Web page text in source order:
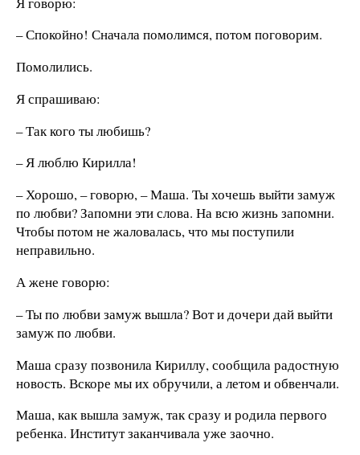
– Спокойно! Сначала помолимся, потом поговорим.
Помолились.
Я спрашиваю:
– Так кого ты любишь?
– Я люблю Кирилла!
– Хорошо, – говорю, – Маша. Ты хочешь выйти замуж
по любви? Запомни эти слова. На всю жизнь запомни.
Чтобы потом не жаловалась, что мы поступили
неправильно.
А жене говорю:
– Ты по любви замуж вышла? Вот и дочери дай выйти
замуж по любви.
Маша сразу позвонила Кириллу, сообщила радостную
новость. Вскоре мы их обручили, а летом и обвенчали.
Маша, как вышла замуж, так сразу и родила первого
ребенка. Институт заканчивала уже заочно.